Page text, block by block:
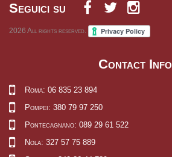
Seguici su
2026 All rights reserved.
Contact Info
Roma: 06 835 23 894
Pompei: 380 79 97 250
Pontecagnano: 089 29 61 522
Nola: 327 57 75 889